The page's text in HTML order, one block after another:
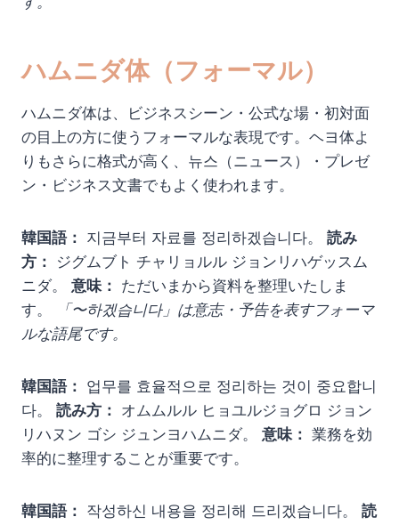
ハムニダ体（フォーマル）
ハムニダ体は、ビジネスシーン・公式な場・初対面
の目上の方に使うフォーマルな表現です。ヘヨ体よ
りもさらに格式が高く、뉴스（ニュース）・プレゼ
ン・ビジネス文書でもよく使われます。
韓国語： 지금부터 자료를 정리하겠습니다。 読み
方：
ジグムブト チャリョルル ジョンリハゲッスム
ニダ。 意味： ただいまから資料を整理いたしま
す。
「〜하겠습니다」は意志・予告を表すフォーマ
ルな語尾です。
韓国語： 업무를 효율적으로 정리하는 것이 중요합니
다。 読み方： オムムルル ヒョユルジョグロ ジョン
リハヌン ゴシ ジュンヨハムニダ。 意味： 業務を効
率的に整理することが重要です。
韓国語： 작성하신 내용을 정리해 드리겠습니다。 読